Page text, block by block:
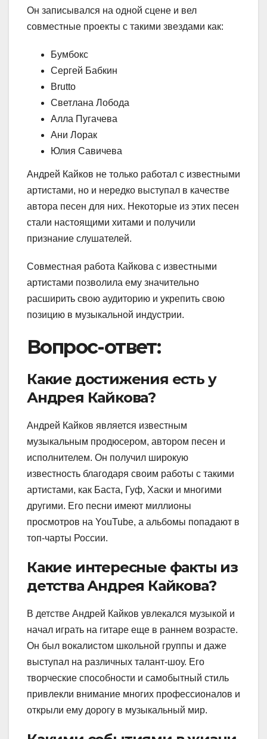
Он записывался на одной сцене и вел
совместные проекты с такими звездами как:
Бумбокс
Сергей Бабкин
Brutto
Светлана Лобода
Алла Пугачева
Ани Лорак
Юлия Савичева
Андрей Кайков не только работал с известными
артистами, но и нередко выступал в качестве
автора песен для них. Некоторые из этих песен
стали настоящими хитами и получили
признание слушателей.
Совместная работа Кайкова с известными
артистами позволила ему значительно
расширить свою аудиторию и укрепить свою
позицию в музыкальной индустрии.
Вопрос-ответ:
Какие достижения есть у
Андрея Кайкова?
Андрей Кайков является известным
музыкальным продюсером, автором песен и
исполнителем. Он получил широкую
известность благодаря своим работы с такими
артистами, как Баста, Гуф, Хаски и многими
другими. Его песни имеют миллионы
просмотров на YouTube, а альбомы попадают в
топ-чарты России.
Какие интересные факты из
детства Андрея Кайкова?
В детстве Андрей Кайков увлекался музыкой и
начал играть на гитаре еще в раннем возрасте.
Он был вокалистом школьной группы и даже
выступал на различных талант-шоу. Его
творческие способности и самобытный стиль
привлекли внимание многих профессионалов и
открыли ему дорогу в музыкальный мир.